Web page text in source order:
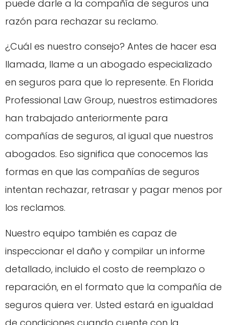
puede darle a la compañía de seguros una
razón para rechazar su reclamo.
¿Cuál es nuestro consejo? Antes de hacer esa
llamada, llame a un abogado especializado
en seguros para que lo represente. En Florida
Professional Law Group, nuestros estimadores
han trabajado anteriormente para
compañías de seguros, al igual que nuestros
abogados. Eso significa que conocemos las
formas en que las compañías de seguros
intentan rechazar, retrasar y pagar menos por
los reclamos.
Nuestro equipo también es capaz de
inspeccionar el daño y compilar un informe
detallado, incluido el costo de reemplazo o
reparación, en el formato que la compañía de
seguros quiera ver. Usted estará en igualdad